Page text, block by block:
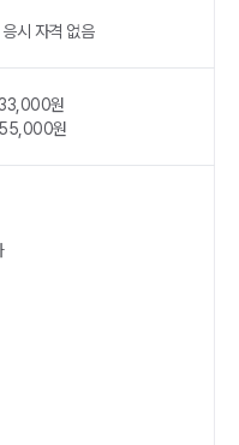
시 자격 없음
원
원